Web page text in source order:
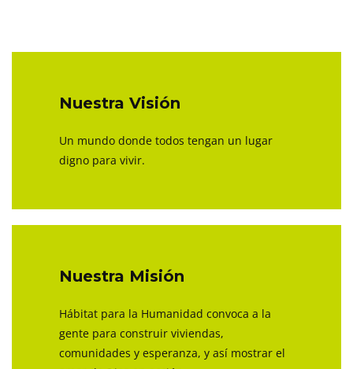
Nuestra Visión
Un mundo donde todos tengan un lugar
digno para vivir.
Nuestra Misión
Hábitat para la Humanidad convoca a la
gente para construir viviendas,
comunidades y esperanza, y así mostrar el